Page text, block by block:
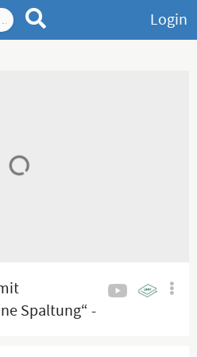
Login
Spaltung“ -